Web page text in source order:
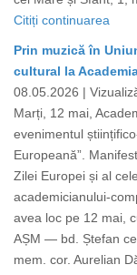
Citiți continuarea
Prin muzică în
cultural la
08.05.2026 |
Marți, 12 mai,
evenimentul
Europeană”.
Zilei Europei și al
academicianului-
avea loc pe 12 mai,
AȘM — bd. Ștefan
mem. cor. Aurelian